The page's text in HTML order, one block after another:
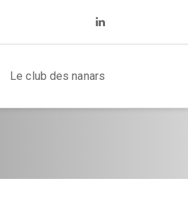
Le club des nanars